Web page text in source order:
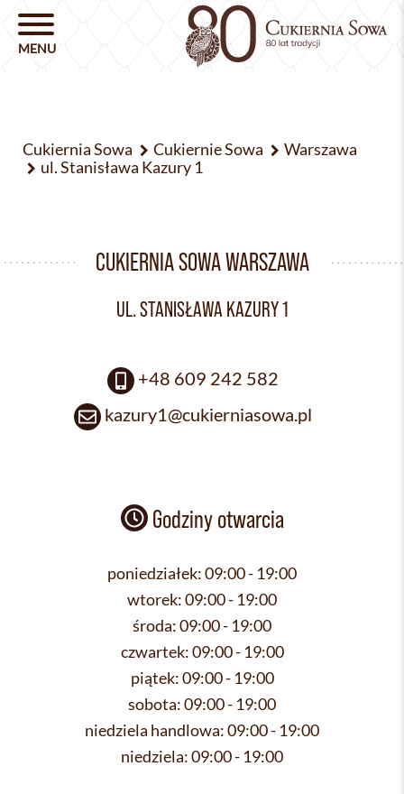
Cukiernia Sowa Cukiernie Sowa
Warszawa
ul. Stanisława Kazury 1
CUKIERNIA SOWA WARSZAWA
UL. STANISŁAWA KAZURY 1
+48 609 242 582
kazury1@cukierniasowa.pl
Godziny otwarcia
poniedziałek:09:00 - 19:00
wtorek:09:00 - 19:00
środa:09:00 - 19:00
czwartek:09:00 - 19:00
piątek:09:00 - 19:00
sobota:09:00 - 19:00
niedziela handlowa:09:00 - 19:00
niedziela:09:00 - 19:00